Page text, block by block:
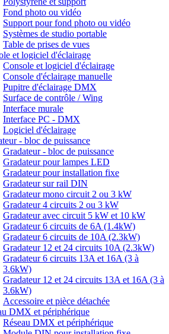
Fond photo ou vidéo
Support pour fond photo ou vidéo
Systèmes de studio portable
Table de prises de vues
et logiciel d'éclairage
Console et logiciel d'éclairage
Console d'éclairage manuelle
Pupitre d'éclairage DMX
Surface de contrôle / Wing
Interface murale
Interface PC - DMX
Logiciel d'éclairage
- bloc de puissance
Gradateur - bloc de puissance
Gradateur pour lampes LED
Gradateur pour installation fixe
Gradateur sur rail DIN
Gradateur mono circuit 2 ou 3 kW
Gradateur 4 circuits 2 ou 3 kW
Gradateur avec circuit 5 kW et 10 kW
Gradateur 6 circuits de 6A (1.4kW)
Gradateur 6 circuits de 10A (2.3kW)
Gradateur 12 et 24 circuits 10A (2.3kW)
Gradateur 6 circuits 13A et 16A (3 à
3.6kW)
Gradateur 12 et 24 circuits 13A et 16A (3 à
3.6kW)
Accessoire et pièce détachée
DMX et périphérique
Réseau DMX et périphérique